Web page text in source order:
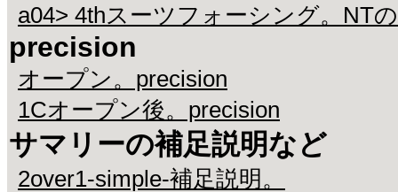
a04> 4thスーツフォーシング。NT
precision
オープン。precision
1Cオープン後。precision
サマリーの補足説明など
2over1-simple-補足説明。